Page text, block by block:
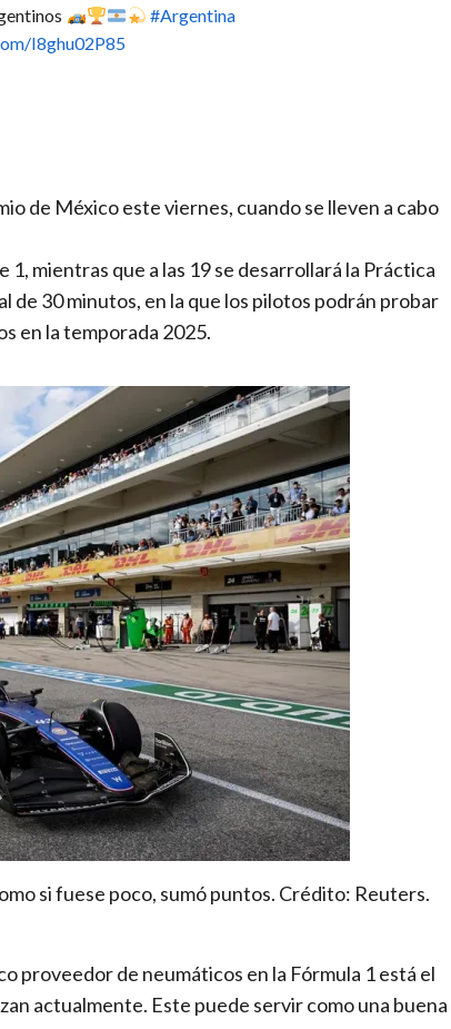
#Argentina
I8ghu02P85
de México este viernes, cuando se lleven a cabo
1, mientras que a las 19 se desarrollará la Práctica
de 30 minutos, en la que los pilotos podrán probar
en la temporada 2025.
si fuese poco, sumó puntos. Crédito: Reuters.
proveedor de neumáticos en la Fórmula 1 está el
actualmente. Este puede servir como una buena